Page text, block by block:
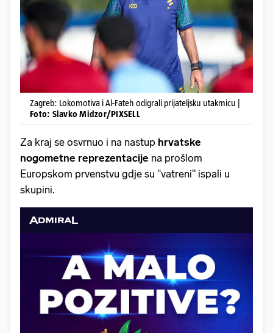
Zagreb: Lokomotiva i Al-Fateh odigrali prijateljsku utakmicu |
Foto: Slavko Midzor/PIXSELL
Za kraj se osvrnuo i na nastup hrvatske
nogometne reprezentacije na prošlom
Europskom prvenstvu gdje su "vatreni" ispali u
skupini.